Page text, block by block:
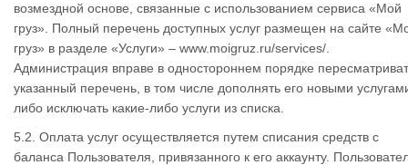
возмездной основе, связанные с использованием сервиса «Мой
груз». Полный перечень доступных услуг размещен на сайте
груз» в разделе «Услуги» – www.moigruz.ru/services/.
Администрация вправе в одностороннем порядке
указанный перечень, в том числе дополнять его новыми
либо исключать какие-либо услуги из списка.
5.2. Оплата услуг осуществляется путем списания средств с
баланса Пользователя, привязанного к его аккаунту.